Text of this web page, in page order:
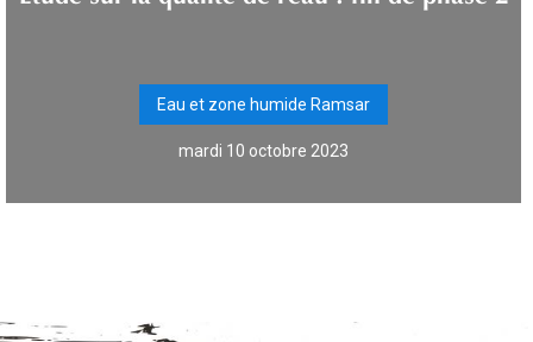
Eau et zone humide Ramsar
mardi 10 octobre 2023